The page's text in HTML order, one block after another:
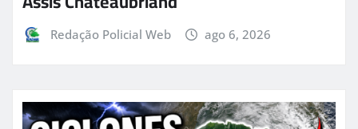
Redação Policial Web ago 6, 2026